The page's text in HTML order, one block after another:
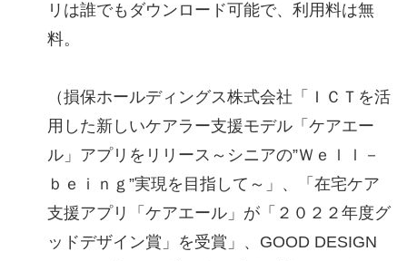
リは誰でもダウンロード可能で、利用料は無
料。
（損保ホールディングス株式会社「ＩＣＴを活
用した新しいケアラー支援モデル「ケアエー
ル」アプリをリリース～シニアの”Ｗｅｌｌ－
ｂｅｉｎｇ”実現を目指して～」、「在宅ケア
支援アプリ「ケアエール」が「２０２２年度グ
ッドデザイン賞」を受賞」、GOOD DESIGN